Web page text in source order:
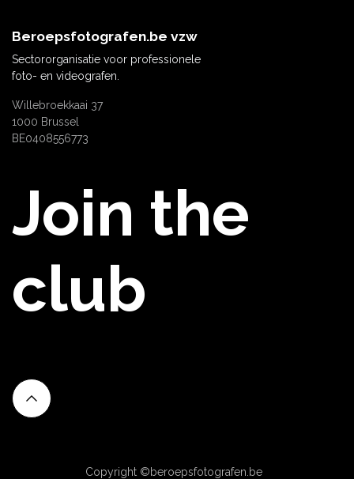
Beroepsfotografen.be vzw
Sectororganisatie voor professionele
foto- en videografen.
Willebroekkaai 37
1000 Brussel
BE0408556773
Join the
club
Copyright ©beroepsfotografen.be